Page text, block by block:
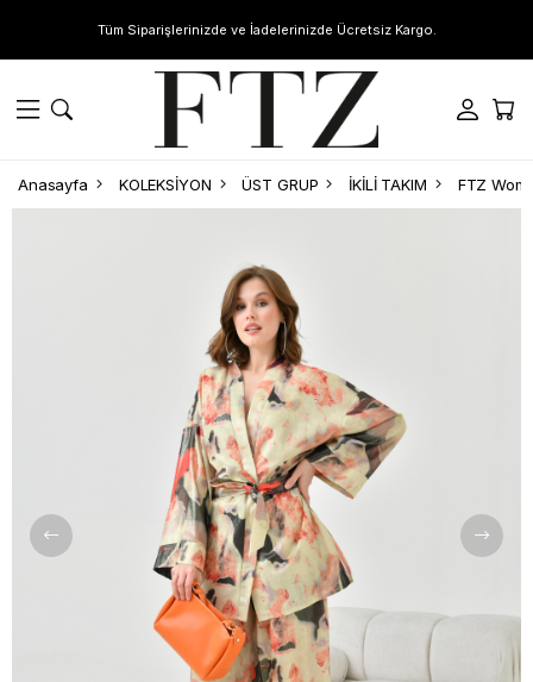
Tüm Siparişlerinizde ve İadelerinizde Ücretsiz Kargo.
Anasayfa KOLEKSİYON ÜST GRUP İKİLİ TAKIM